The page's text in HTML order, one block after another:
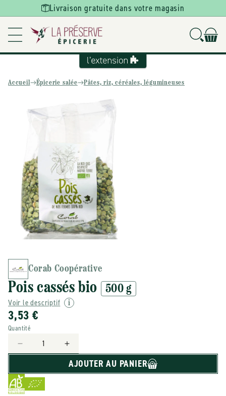
Ignorer et
passer au Livraison gratuite dans votre magasin
Accueil Épicerie salée Pâtes, riz, céréales, légumineuses
produits
Corab Coopérative
Pois cassés bio 500 g
Voir le descriptif
3,53 €
Quantité
Réduire
de
Corab
Augmenter
la
quantité
AJOUTER AU PANIER